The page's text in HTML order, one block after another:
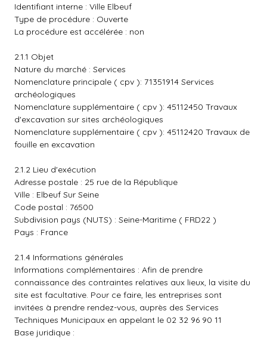
Identifiant interne : Ville Elbeuf
Type de procédure : Ouverte
La procédure est accélérée : non
2.1.1 Objet
Nature du marché : Services
Nomenclature principale ( cpv ): 71351914 Services
archéologiques
Nomenclature supplémentaire ( cpv ): 45112450 Travaux
d'excavation sur sites archéologiques
Nomenclature supplémentaire ( cpv ): 45112420 Travaux de
fouille en excavation
2.1.2 Lieu d'exécution
Adresse postale : 25 rue de la République
Ville : Elbeuf Sur Seine
Code postal : 76500
Subdivision pays (NUTS) : Seine-Maritime ( FRD22 )
Pays : France
2.1.4 Informations générales
Informations complémentaires : Afin de prendre
connaissance des contraintes relatives aux lieux, la visite du
site est facultative. Pour ce faire, les entreprises sont
invitées à prendre rendez-vous, auprès des Services
Techniques Municipaux en appelant le 02 32 96 90 11
Base juridique :